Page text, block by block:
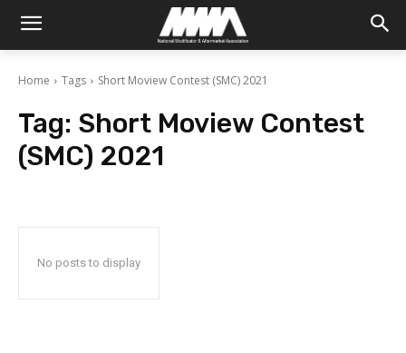
Home Tags Short Moview Contest (SMC) 2021
Tag: Short Moview Contest
(SMC) 2021
No posts to display